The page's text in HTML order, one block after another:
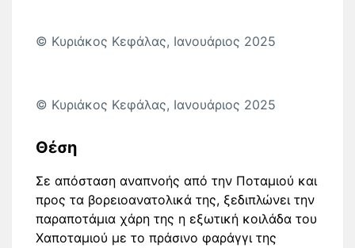
© Κυριάκος Κεφάλας, Ιανουάριος 2025
© Κυριάκος Κεφάλας, Ιανουάριος 2025
Θέση
Σε απόσταση αναπνοής από την Ποταμιού και
προς τα βορειοανατολικά της, ξεδιπλώνει την
παραποτάμια χάρη της η εξωτική κοιλάδα του
Χαποταμιού με το πράσινο φαράγγι της